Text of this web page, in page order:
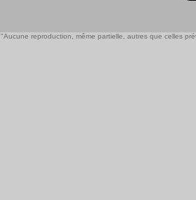
"Aucune reproduction, même partielle, autres que celles